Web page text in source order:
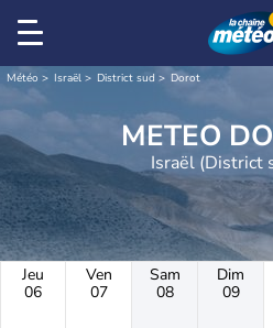
Météo Israël District sud Dorot
Israël (District
Jeu
06
Ven
07
Sam
08
Dim
09